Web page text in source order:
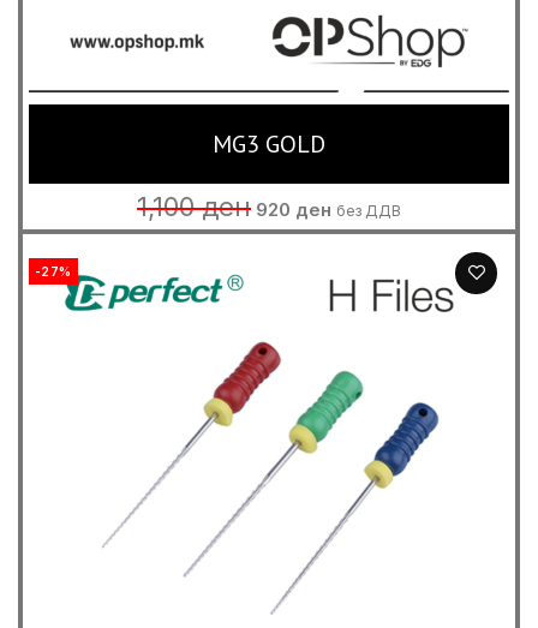
MG3 GOLD
1,100ден Original
price
920 ден
price
без ДДВ
-27%